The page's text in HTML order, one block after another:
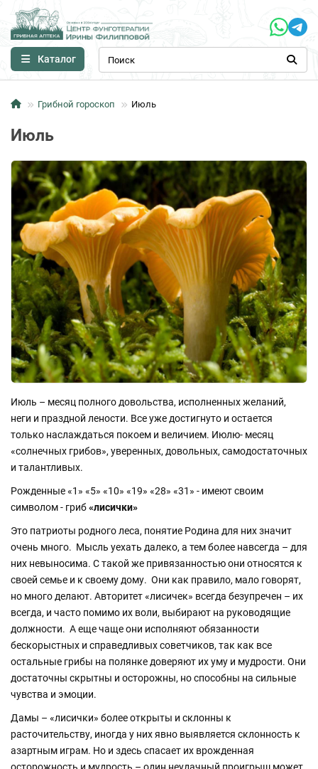
Каталог
Грибной гороскоп Июль
Июль
Июль – месяц полного довольства, исполненных желаний,
неги и праздной лености. Все уже достигнуто и остается
только наслаждаться покоем и величием. Июлю- месяц
«солнечных грибов», уверенных, довольных, самодостаточных
и талантливых.
Рожденные «1» «5» «10» «19» «28» «31» - имеют своим
символом - гриб«лисички»
Это патриоты родного леса, понятие Родина для них значит
очень много. Мысль уехать далеко, а тем более навсегда – для
них невыносима. С такой же привязанностью они относятся к
своей семье и к своему дому. Они как правило, мало говорят,
но много делают. Авторитет «лисичек» всегда безупречен – их
всегда, и часто помимо их воли, выбирают на руководящие
должности. А еще чаще они исполняют обязанности
бескорыстных и справедливых советчиков, так как все
остальные грибы на полянке доверяют их уму и мудрости. Они
достаточны скрытны и осторожны, но способны на сильные
чувства и эмоции.
Дамы – «лисички» более открыты и склонны к
расточительству, иногда у них явно выявляется склонность к
азартным играм. Но и здесь спасает их врожденная